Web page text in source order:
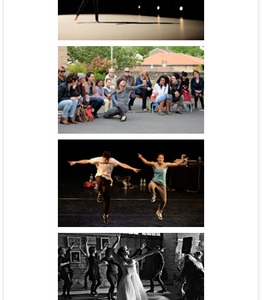
Surprise chorégraphique - cie
Substance
Gliz
Douve - cie C'interscribo
Coup de Foudre à Berzé-la-
ville - cie Le grand jeté !
Hip hop or not ? - cie Daruma